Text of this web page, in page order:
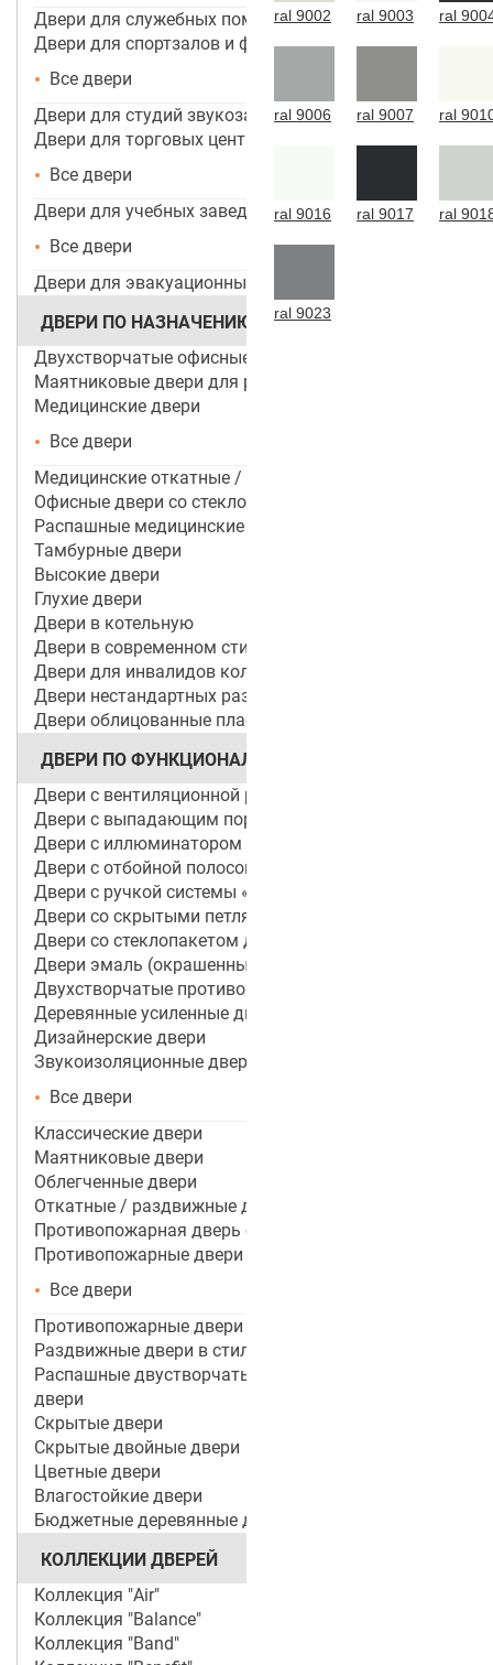
Двери для служебных помещений
Двери для спортзалов и фитнес-центров
Все двери
Двери для студий звукозаписи
Двери для торговых центров, помещений
Все двери
Двери для учебных заведений и ДОУ
Все двери
Двери для эвакуационных выходов
ДВЕРИ ПО НАЗНАЧЕНИЮ
Двухстворчатые офисные двери
Маятниковые двери для ресторанов и кафе
Медицинские двери
Все двери
Медицинские откатные / раздвижные двери
Офисные двери со стеклом
Распашные медицинские двери
Тамбурные двери
Высокие двери
Глухие двери
Двери в котельную
Двери в современном стиле
Двери для инвалидов колясочников
Двери нестандартных размеров
Двери облицованные пластиком
ДВЕРИ ПО ФУНКЦИОНАЛУ
Двери с вентиляционной решеткой
Двери с выпадающим порогом / беспороговые
Двери с иллюминатором
Двери с отбойной полосой (пластиной)
Двери с ручкой системы «Антипаника»
Двери со скрытыми петлями
Двери со стеклопакетом для объектов
Двери эмаль (окрашенные по RAL)
Двухстворчатые противопожарные двери
Деревянные усиленные двери
Дизайнерские двери
Звукоизоляционные двери
Все двери
Классические двери
Маятниковые двери
Облегченные двери
Откатные / раздвижные двери
Противопожарная дверь со стеклом
Противопожарные двери
Все двери
Противопожарные двери ei 60
Раздвижные двери в стиле лофт
Распашные двустворчатые межкомнатные
двери
Скрытые двери
Скрытые двойные двери
Цветные двери
Влагостойкие двери
Бюджетные деревянные двери
КОЛЛЕКЦИИ ДВЕРЕЙ
Коллекция "Air"
Коллекция "Balance"
Коллекция "Band"
ral 9002 ral 9003 ral
ral 9006 ral 9007 ral
ral 9016 ral 9017 ral
ral 9023